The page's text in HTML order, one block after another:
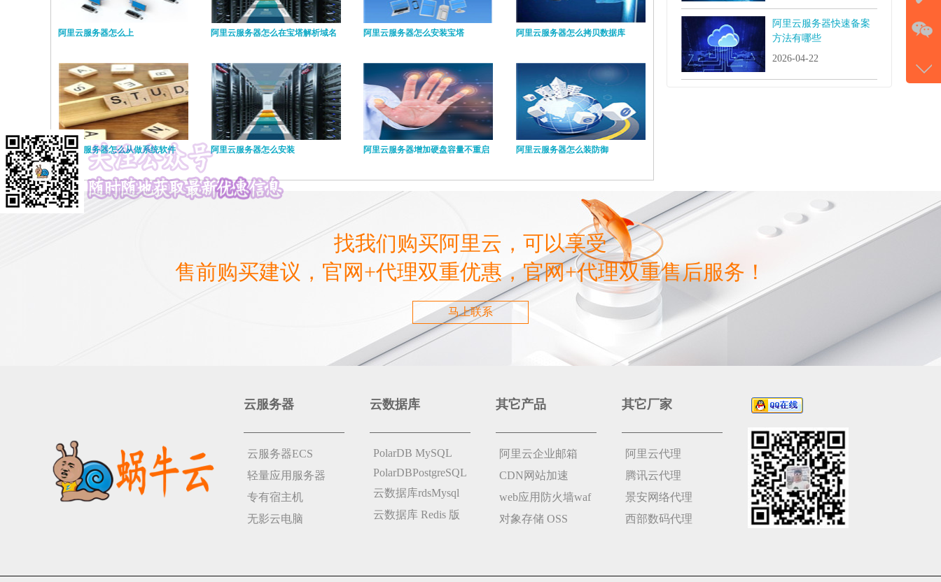
阿里云服务器怎么上 阿里云服务器怎么在宝塔解析域名 阿里云服务器怎么安装宝塔 阿里云服务器怎么拷贝数据库
阿里云服务器怎么从做系统软件 阿里云服务器怎么安装 阿里云服务器增加硬盘容量不重启 阿里云服务器怎么装防御
阿里云服务器快速备案
方法有哪些
2026-04-22
找我们购买阿里云，可以享受
售前购买建议，官网+代理双重优惠，官网+代理双重售后服务！
马上联系
云服务器
云服务器ECS
轻量应用服务器
专有宿主机
无影云电脑
云数据库
PolarDB MySQL
PolarDBPostgreSQL
云数据库rdsMysql
云数据库 Redis 版
其它产品
阿里云企业邮箱
CDN网站加速
web应用防火墙waf
对象存储 OSS
其它厂家
阿里云代理
腾讯云代理
景安网络代理
西部数码代理
177-